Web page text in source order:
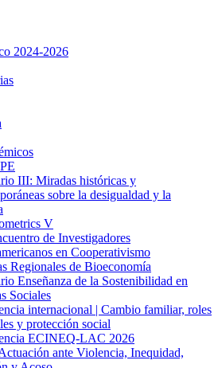
2024-2026
III: Miradas históricas y
sobre la desigualdad y la
V
de Investigadores
en Cooperativismo
Regionales de Bioeconomía
Enseñanza de la Sostenibilidad en
Sociales
internacional | Cambio familiar, roles
y protección social
ECINEQ-LAC 2026
ante Violencia, Inequidad,